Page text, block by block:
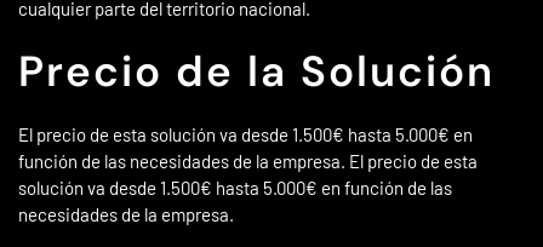
cualquier parte del territorio nacional.
Precio de la Solución
El precio de esta solución va desde 1.500€ hasta 5.000€ en
función de las necesidades de la empresa. El precio de esta
solución va desde 1.500€ hasta 5.000€ en función de las
necesidades de la empresa.